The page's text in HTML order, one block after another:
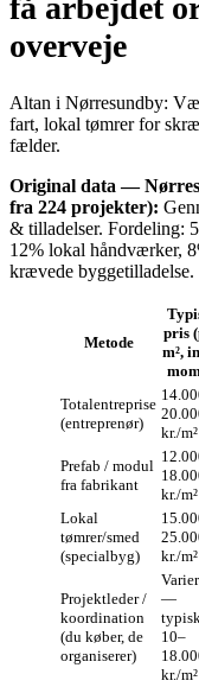
overveje
Altan i Nørresundby:
fart, lokal tømrer for
fælder.
Original data —
fra 224 projekter):
& tilladelser. Fordeling:
12% lokal håndværker,
krævede byggetilladelse.
Metode
pris
m²,
Totalentreprise
(entreprenør)
kr./m²
Prefab / modul
fra fabrikant
kr./m²
Lokal
tømrer/smed
(specialbyg)
kr./m²
Projektleder /
koordination
(du køber, de
organiserer)
—
typisk
10–
kr./m²